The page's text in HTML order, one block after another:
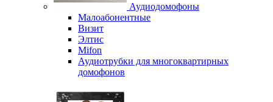
Аудиодомофоны
Малоабонентные
Визит
Элтис
Mifon
Аудиотрубки для многоквартирных
домофонов